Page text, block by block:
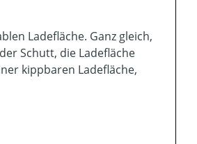
Ladefläche. Ganz gleich,
Schutt, die Ladefläche
kippbaren Ladefläche,